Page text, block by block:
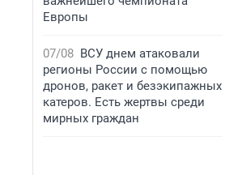
Европы
07/08 ВСУ днем атаковали
регионы России с помощью
дронов, ракет и безэкипажных
катеров. Есть жертвы среди
мирных граждан